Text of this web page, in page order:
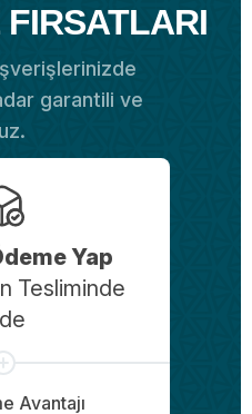
garantili ve
Yap
Tesliminde
Avantajı